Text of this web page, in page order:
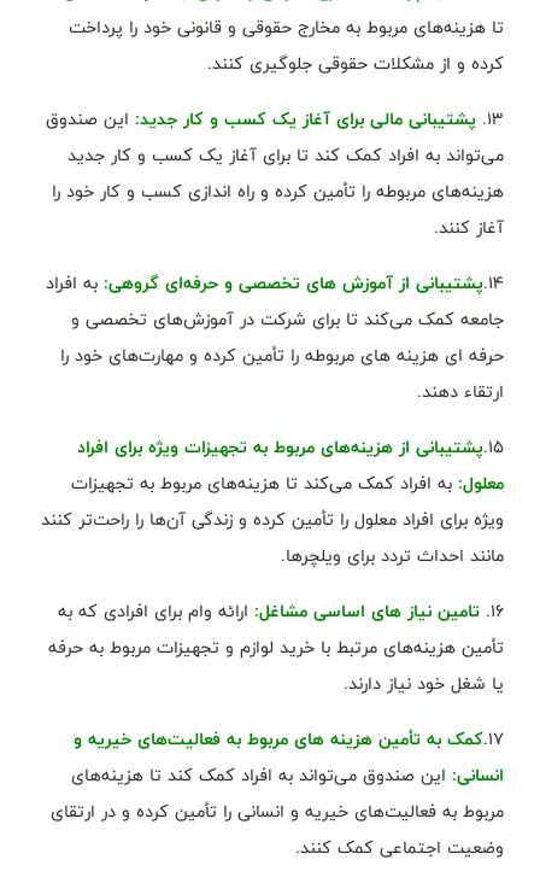
تا هزینه‌های مربوط به مخارج حقوقی و قانونی خود را پرداخت
کرده و از مشکلات حقوقی جلوگیری کنند.
۱۳. پشتیبانی مالی برای آغاز یک کسب و کار جدید: این صندوق
می‌تواند به افراد کمک کند تا برای آغاز یک کسب و کار جدید
هزینه‌های مربوطه را تأمین کرده و راه اندازی کسب و کار خود را
آغاز کنند.
۱۴. پشتیبانی از آموزش‌ های تخصصی و حرفه‌ای گروهی: به افراد
جامعه کمک می‌کند تا برای شرکت در آموزش‌های تخصصی و
حرفه ‌ای هزینه‌ های مربوطه را تأمین کرده و مهارت‌های خود را
ارتقاء دهند.
۱۵. پشتیبانی از هزینه‌های مربوط به تجهیزات ویژه برای افراد
معلول: به افراد کمک می‌کند تا هزینه‌های مربوط به تجهیزات
ویژه برای افراد معلول را تأمین کرده و زندگی آن‌ها را راحت‌تر کنند
مانند احداث تردد برای ویلچرها.
۱۶. تامین نیاز های اساسی مشاغل: ارائه وام برای افرادی که به
تأمین هزینه‌های مرتبط با خرید لوازم و تجهیزات مربوط به حرفه
یا شغل خود نیاز دارند.
۱۷. کمک به تأمین هزینه‌ های مربوط به فعالیت‌های خیریه و
انسانی: این صندوق می‌تواند به افراد کمک کند تا هزینه‌های
مربوط به فعالیت‌های خیریه و انسانی را تأمین کرده و در ارتقای
وضعیت اجتماعی کمک کنند.